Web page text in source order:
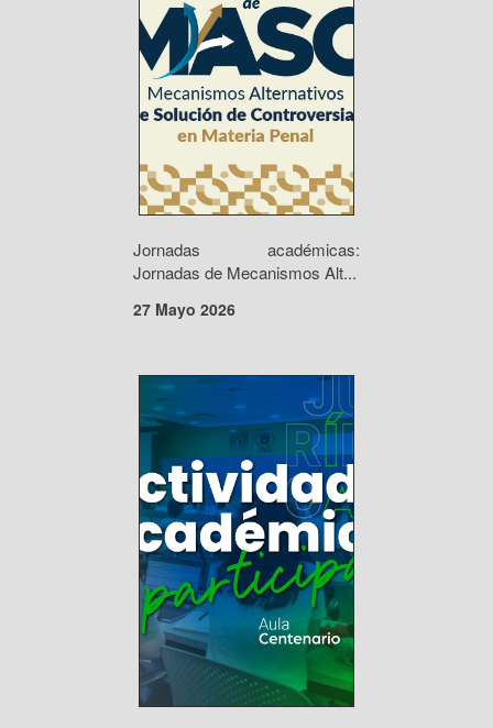
Jornadas académicas:
Jornadas de Mecanismos Alt...
27 Mayo 2026